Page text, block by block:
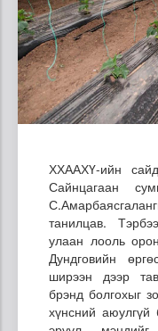
ХХААХҮ-ийн
Сайнцагаан
танилцав.
улаан лооль
Дундговийн
ширээн дээр
брэнд болгохыг
хүнсний аюулгүй